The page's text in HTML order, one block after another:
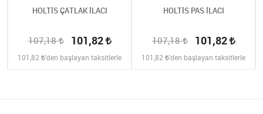
HOLTİS ÇATLAK İLACI
107,18 101,82
101,82 'den başlayan taksitlerle
HOLTİS PAS İLACI
107,18 101,82
101,82 'den başlayan taksitlerle